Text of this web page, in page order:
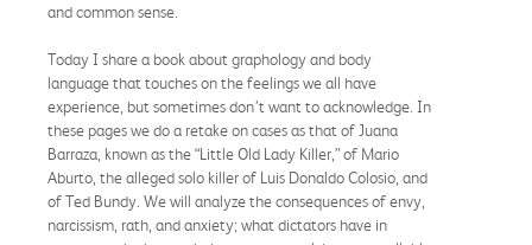
and common sense.
Today I share a book about graphology and body
language that touches on the feelings we all have
experience, but sometimes don’t want to acknowledge. In
these pages we do a retake on cases as that of Juana
Barraza, known as the “Little Old Lady Killer,” of Mario
Aburto, the alleged solo killer of Luis Donaldo Colosio, and
of Ted Bundy. We will analyze the consequences of envy,
narcissism, rath, and anxiety; what dictators have in